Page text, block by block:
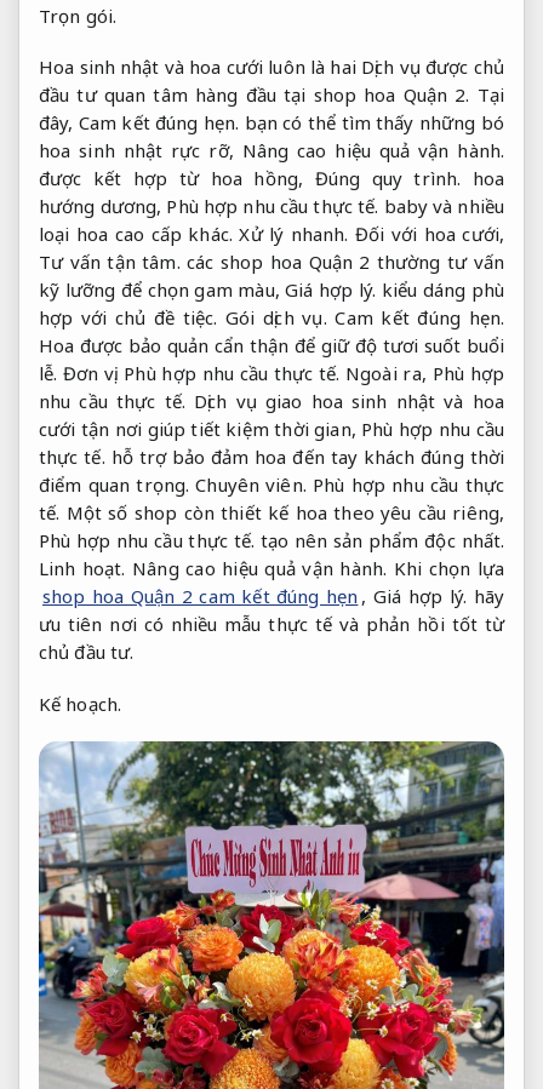
Trọn gói.
Hoa sinh nhật và hoa cưới luôn là hai Dịch vụ được chủ
đầu tư quan tâm hàng đầu tại shop hoa Quận 2. Tại
đây, Cam kết đúng hẹn. bạn có thể tìm thấy những bó
hoa sinh nhật rực rỡ, Nâng cao hiệu quả vận hành.
được kết hợp từ hoa hồng, Đúng quy trình. hoa
hướng dương, Phù hợp nhu cầu thực tế. baby và nhiều
loại hoa cao cấp khác.Xử lý nhanh. Đối với hoa cưới,
Tư vấn tận tâm. các shop hoa Quận 2 thường tư vấn
kỹ lưỡng để chọn gam màu,Giá hợp lý. kiểu dáng phù
hợp với chủ đề tiệc.Gói dịch vụ. Cam kết đúng hẹn.
Hoa được bảo quản cẩn thận để giữ độ tươi suốt buổi
lễ.Đơn vị. Phù hợp nhu cầu thực tế. Ngoài ra, Phù hợp
nhu cầu thực tế. Dịch vụ giao hoa sinh nhật và hoa
cưới tận nơi giúp tiết kiệm thời gian, Phù hợp nhu cầu
thực tế. hỗ trợ bảo đảm hoa đến tay khách đúng thời
điểm quan trọng.Chuyên viên. Phù hợp nhu cầu thực
tế. Một số shop còn thiết kế hoa theo yêu cầu riêng,
Phù hợp nhu cầu thực tế. tạo nên sản phẩm độc nhất.
Linh hoạt. Nâng cao hiệu quả vận hành. Khi chọn lựa
shop hoa Quận 2 cam kết đúng hẹn ,Giá hợp lý. hãy
ưu tiên nơi có nhiều mẫu thực tế và phản hồi tốt từ
chủ đầu tư.
Kế hoạch.